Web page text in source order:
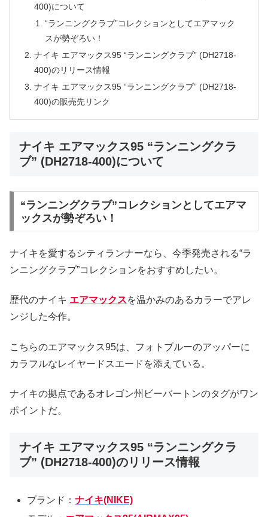
400)について
“ランニングクラブ”コレクションとしてエアマック
スが勢ぞろい！
ナイキ エアマックス95 “ランニングクラブ” (DH2718-
400)のリリース情報
ナイキ エアマックス95 “ランニングクラブ” (DH2718-
400)の販売先リンク
ナイキ エアマックス95 “ランニングクラ
ブ” (DH2718-400)について
“ランニングクラブ”コレクションとしてエアマ
ックスが勢ぞろい！
ナイキを愛するシティランナーなら、今季発売される“ラ
ンニングクラブ”コレクションをおすすめしたい。
歴代のナイキ エアマックスを温かみのあるカラーでアレ
ンジした今作。
こちらのエアマックス95は、フォトブルーのアッパーに
カラフルなレイヤードスエードを添えている。
ナイキの拠点であるオレゴン州ビーバートンのタグがワン
ポイントだ。
ナイキ エアマックス95 “ランニングクラ
ブ” (DH2718-400)のリリース情報
ブランド：ナイキ(NIKE)